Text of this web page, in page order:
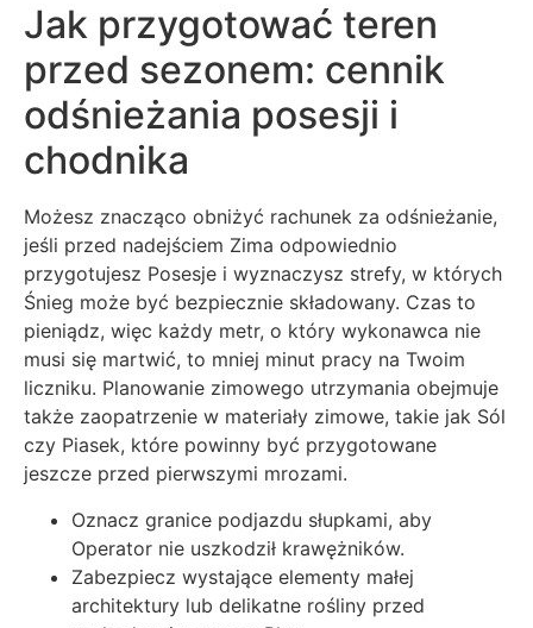
Jak przygotować teren
przed sezonem: cennik
odśnieżania posesji i
chodnika
Możesz znacząco obniżyć rachunek za odśnieżanie,
jeśli przed nadejściem Zima odpowiednio
przygotujesz Posesje i wyznaczysz strefy, w których
Śnieg może być bezpiecznie składowany. Czas to
pieniądz, więc każdy metr, o który wykonawca nie
musi się martwić, to mniej minut pracy na Twoim
liczniku. Planowanie zimowego utrzymania obejmuje
także zaopatrzenie w materiały zimowe, takie jak Sól
czy Piasek, które powinny być przygotowane
jeszcze przed pierwszymi mrozami.
Oznacz granice podjazdu słupkami, aby
Operator nie uszkodził krawężników.
Zabezpiecz wystające elementy małej
architektury lub delikatne rośliny przed